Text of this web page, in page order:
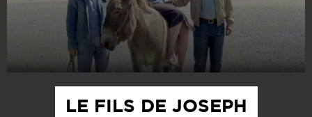
ÉDUCATION AUX IMAGES
LE FILS DE JOSEPH